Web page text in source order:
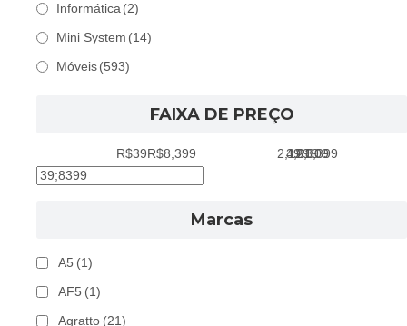
Informática (2)
Mini System (14)
Móveis (593)
FAIXA DE PREÇO
R$39 R$8,399 39
2,129
4,219
6,309
8,399
Marcas
A5 (1)
AF5 (1)
Agratto (21)